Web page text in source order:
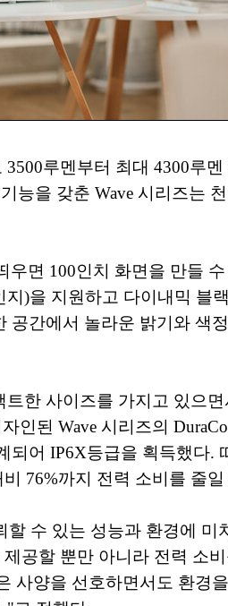
루멘부터 최대 4300루
을 갖춘 Wave 시리즈는
우면 100인치 화면을 만들
)을 지원하고 다이내믹 블
간에서 놀라운 밝기와 색
한 사이즈를 가지고 있으
된 Wave 시리즈의
어 IP6X등급을 획득했다.
76%까지 전력 소비를 줄
수 있는 성능과 환경에
공할 뿐만 아니라 전력 소
사양을 선호하면서도 환경